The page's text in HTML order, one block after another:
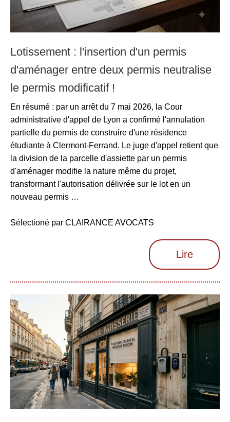
Lotissement : l'insertion d'un permis
d'aménager entre deux permis neutralise
le permis modificatif !
En résumé : par un arrêt du 7 mai 2026, la Cour
administrative d'appel de Lyon a confirmé l'annulation
partielle du permis de construire d'une résidence
étudiante à Clermont-Ferrand. Le juge d'appel retient que
la division de la parcelle d'assiette par un permis
d'aménager modifie la nature même du projet,
transformant l'autorisation délivrée sur le lot en un
nouveau permis …
Sélectioné par CLAIRANCE AVOCATS
Lire